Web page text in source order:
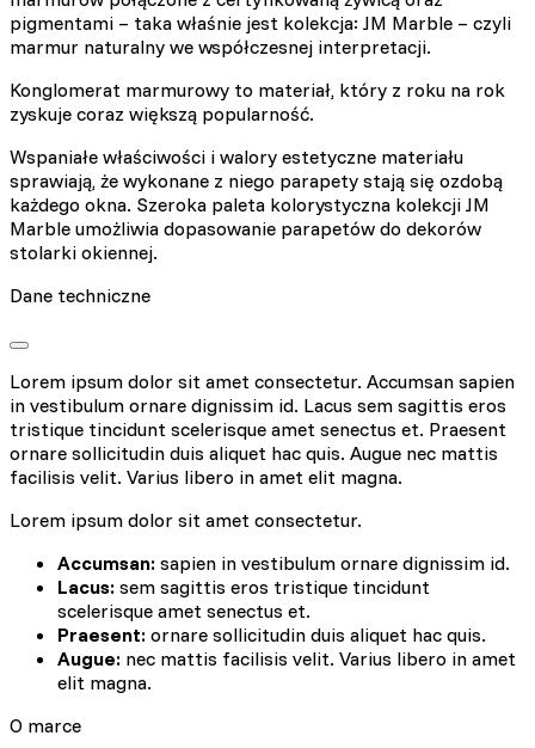
pigmentami – taka właśnie jest kolekcja: JM Marble – czyli
marmur naturalny we współczesnej interpretacji.
Konglomerat marmurowy to materiał, który z roku na rok
zyskuje coraz większą popularność.
Wspaniałe właściwości i walory estetyczne materiału
sprawiają, że wykonane z niego parapety stają się ozdobą
każdego okna. Szeroka paleta kolorystyczna kolekcji JM
Marble umożliwia dopasowanie parapetów do dekorów
stolarki okiennej.
Dane techniczne
Lorem ipsum dolor sit amet consectetur. Accumsan sapien
in vestibulum ornare dignissim id. Lacus sem sagittis eros
tristique tincidunt scelerisque amet senectus et. Praesent
ornare sollicitudin duis aliquet hac quis. Augue nec mattis
facilisis velit. Varius libero in amet elit magna.
Lorem ipsum dolor sit amet consectetur.
Accumsan: sapien in vestibulum ornare dignissim id.
Lacus: sem sagittis eros tristique tincidunt
scelerisque amet senectus et.
Praesent: ornare sollicitudin duis aliquet hac quis.
Augue: nec mattis facilisis velit. Varius libero in amet
elit magna.
O marce
klasyfikowania, wraz z dostawcami poszczególnych ciasteczek.
Odrzuć
Akceptuj wszystko